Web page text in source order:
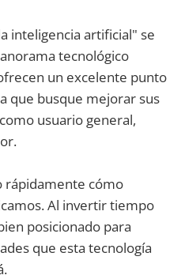
inteligencia artificial" se
tecnológico
un excelente punto
que busque mejorar sus
usuario general,
rápidamente cómo
Al invertir tiempo
posicionado para
que esta tecnología